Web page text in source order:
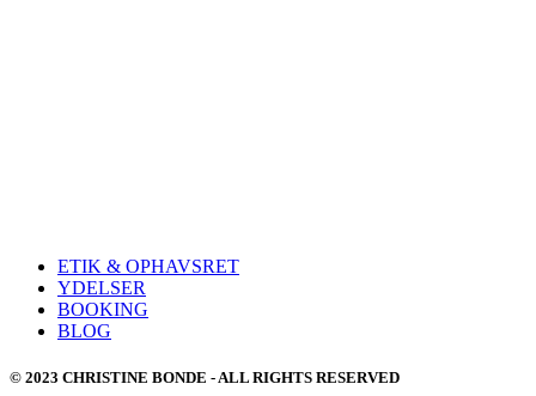
ETIK & OPHAVSRET
YDELSER
BOOKING
BLOG
© 2023 CHRISTINE BONDE - ALL RIGHTS RESERVED